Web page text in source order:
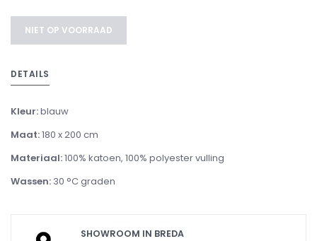
NIET OP VOORRAAD
DETAILS
Kleur:blauw
Maat:180 x 200 cm
Materiaal:100% katoen, 100% polyester vulling
Wassen: 30 °C graden
SHOWROOM IN BREDA